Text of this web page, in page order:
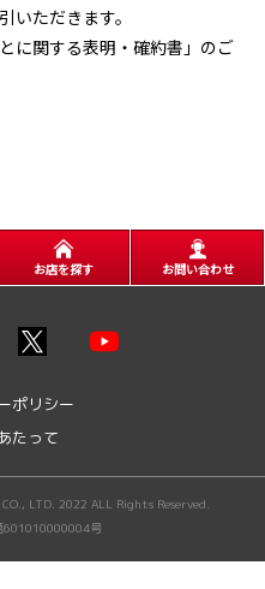
いただきます。
に関する表明・確約書」のご
お店を探す お問い合わせ
ポリシー
たって
LTD. 2022 ALL Rights Reserved.
601010000004号